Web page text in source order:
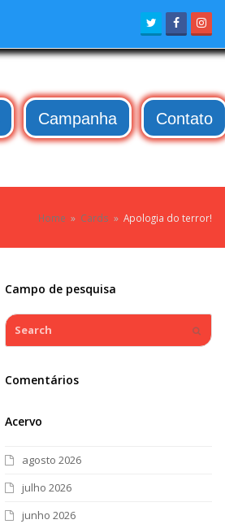
TwitterFacebook
Campanha Contato
Home » Cards » Apologia do terror!
Campo de pesquisa
Search
Comentários
Acervo
agosto 2026
julho 2026
junho 2026